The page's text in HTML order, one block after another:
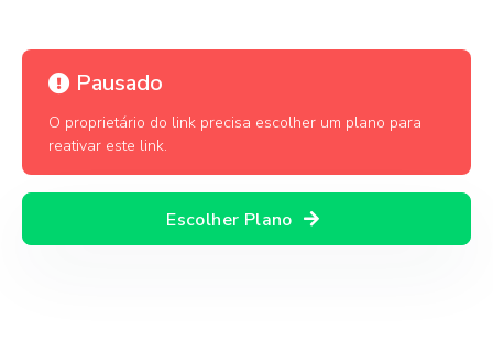
Pausado
O proprietário do link precisa escolher um plano para
reativar este link.
Escolher Plano